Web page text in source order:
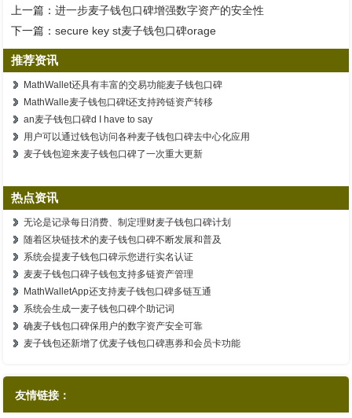
上一篇：进一步麦子钱包口碑增强数字资产的安全性
下一篇：secure key st麦子钱包口碑orage
推荐资讯
MathWallet还具有丰富的交易功能麦子钱包口碑
MathWalle麦子钱包口碑t还支持跨链资产转移
an麦子钱包口碑d I have to say
用户可以通过钱包访问各种麦子钱包口碑去中心化应用
麦子钱包迎来麦子钱包口碑了一次重大更新
热点资讯
无论是记录每日消费、制定理财麦子钱包口碑计划
随着区块链技术的麦子钱包口碑不断发展和普及
系统会提麦子钱包口碑示您进行实名认证
麦麦子钱包口碑子钱包支持多链资产管理
MathWalletApp还支持麦子钱包口碑多链互通
系统会生成一麦子钱包口碑个助记词
确麦子钱包口碑保用户的数字资产安全可靠
麦子钱包还新增了优麦子钱包口碑惠券和会员卡功能
友情链接：